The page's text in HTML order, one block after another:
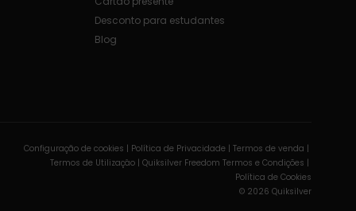
Desconto para estudantes
Blog
Configuração de cookies | Política de Privacidade | Termos de venda |
Termos de Utilizaçâo | Quiksilver Freedom Termos e Condições |
Política de Cookies
© 2026 Quiksilver